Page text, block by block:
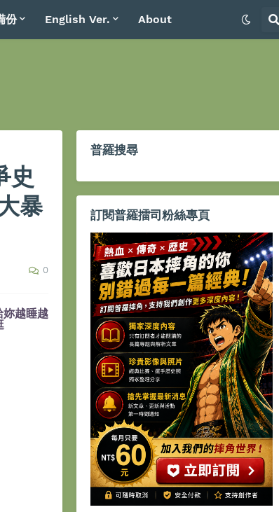
份 English Ver. About
史
暴
0
越睡越
普羅搜尋
訂閱普羅擂司粉絲專頁